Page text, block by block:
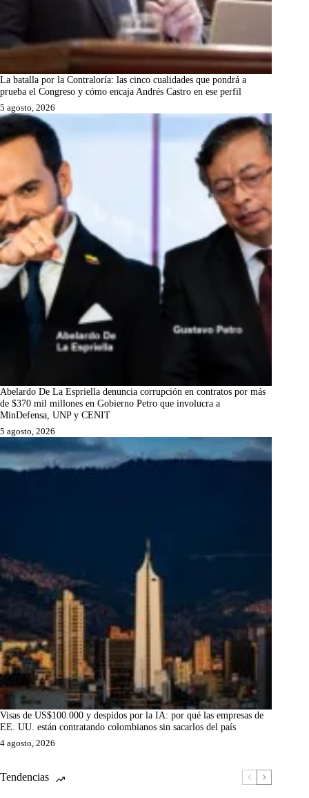
La batalla por la Contraloría: las cinco cualidades que pondrá a
prueba el Congreso y cómo encaja Andrés Castro en ese perfil
5 agosto, 2026
Abelardo De La Espriella denuncia corrupción en contratos por más
de $370 mil millones en Gobierno Petro que involucra a
MinDefensa, UNP y CENIT
5 agosto, 2026
Visas de US$100.000 y despidos por la IA: por qué las empresas de
EE. UU. están contratando colombianos sin sacarlos del país
4 agosto, 2026
Tendencias